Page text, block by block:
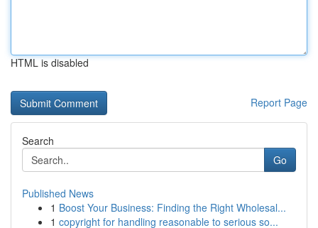
HTML is disabled
Report Page
Search
Go
Published News
1 Boost Your Business: Finding the Right Wholesal...
1 copyright for handling reasonable to serious so...